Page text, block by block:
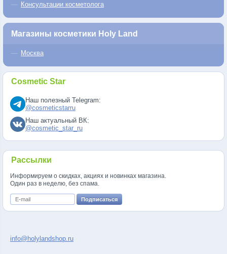
Консультации косметолога
Магазины косметики Holy Land
Москва
Cosmetic Star
Наш полезный Telegram:
@cosmeticstarru
Наш актуальный ВК:
@cosmetic_star_ru
Рассылки
Информируем о скидках, акциях и новинках магазина.
Один раз в неделю, без спама.
info@holylandshop.ru